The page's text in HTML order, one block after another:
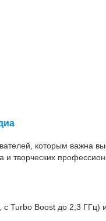
которым важна
и творческих
Boost до 2,3 ГГц)